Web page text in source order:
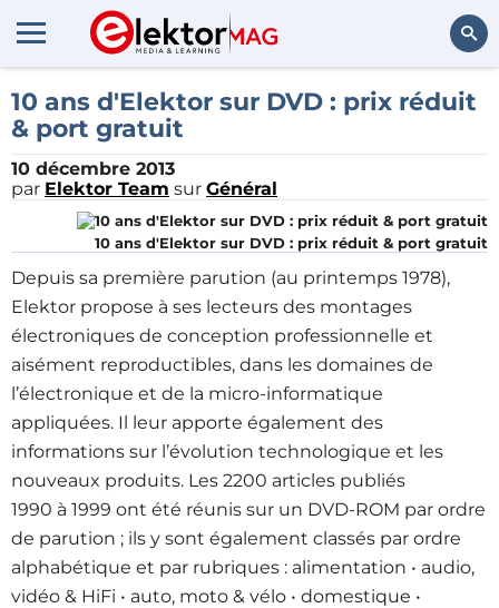
Rechercher
10 ans d'Elektor sur DVD : prix réduit
& port gratuit
10 décembre 2013
par Elektor Team sur Général
10 ans d'Elektor sur DVD : prix réduit & port gratuit
Depuis sa première parution (au printemps 1978),
Elektor propose à ses lecteurs des montages
électroniques de conception professionnelle et
aisément reproductibles, dans les domaines de
l’électronique et de la micro-informatique
appliquées. Il leur apporte également des
informations sur l’évolution technologique et les
nouveaux produits. Les 2200 articles publiés
1990 à 1999 ont été réunis sur un DVD-ROM par ordre
de parution ; ils y sont également classés par ordre
alphabétique et par rubriques : alimentation • audio,
vidéo & HiFi • auto, moto & vélo • domestique •